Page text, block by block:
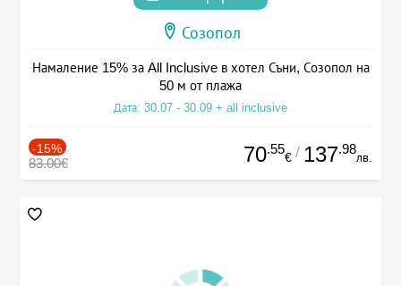
Созопол
Намаление 15% за All Inclusive в хотел Съни, Созопол на
50 м от плажа
Дата: 30.07 - 30.09 + all inclusive
-15%
83.00€ 70.55
€ / 137.98
лв.